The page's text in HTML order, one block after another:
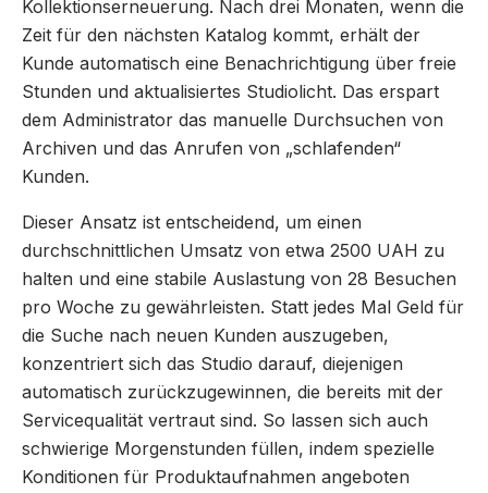
Kollektionserneuerung. Nach drei Monaten, wenn die
Zeit für den nächsten Katalog kommt, erhält der
Kunde automatisch eine Benachrichtigung über freie
Stunden und aktualisiertes Studiolicht. Das erspart
dem Administrator das manuelle Durchsuchen von
Archiven und das Anrufen von „schlafenden“
Kunden.
Dieser Ansatz ist entscheidend, um einen
durchschnittlichen Umsatz von etwa 2500 UAH zu
halten und eine stabile Auslastung von 28 Besuchen
pro Woche zu gewährleisten. Statt jedes Mal Geld für
die Suche nach neuen Kunden auszugeben,
konzentriert sich das Studio darauf, diejenigen
automatisch zurückzugewinnen, die bereits mit der
Servicequalität vertraut sind. So lassen sich auch
schwierige Morgenstunden füllen, indem spezielle
Konditionen für Produktaufnahmen angeboten